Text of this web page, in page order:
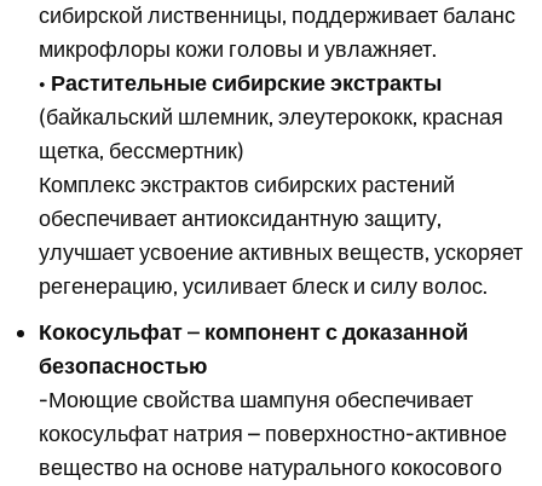
сибирской лиственницы, поддерживает баланс
микрофлоры кожи головы и увлажняет.
• Растительные сибирские экстракты
(байкальский шлемник, элеутерококк, красная
щетка, бессмертник)
Комплекс экстрактов сибирских растений
обеспечивает антиоксидантную защиту,
улучшает усвоение активных веществ, ускоряет
регенерацию, усиливает блеск и силу волос.
Кокосульфат – компонент с доказанной
безопасностью
-Моющие свойства шампуня обеспечивает
кокосульфат натрия – поверхностно-активное
вещество на основе натурального кокосового